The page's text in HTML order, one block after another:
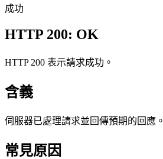
成功
HTTP 200: OK
HTTP 200 表示請求成功。
含義
伺服器已處理請求並回傳預期的回應。
常見原因